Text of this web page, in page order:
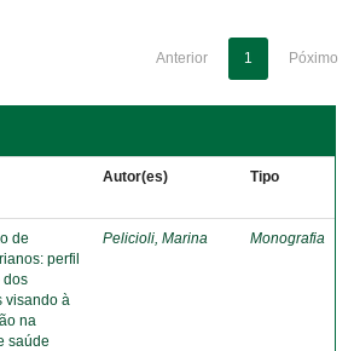
Anterior 1 Póximo
Autor(es) Tipo
de
perfil
dos
visando à
na
saúde
Pelicioli, Marina Monografia